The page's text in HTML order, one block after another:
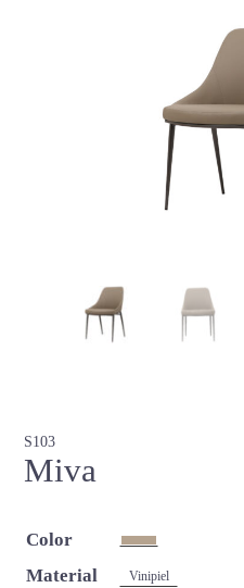
S103
Miva
Color
Material
Vinipiel